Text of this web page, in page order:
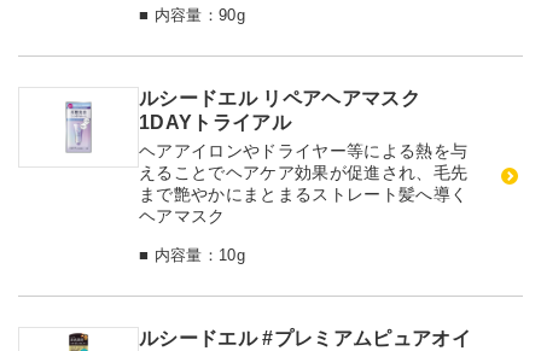
■ 内容量：90g
ルシードエル リペアヘアマスク
1DAYトライアル
ヘアアイロンやドライヤー等による熱を与
えることでヘアケア効果が促進され、毛先
まで艶やかにまとまるストレート髪へ導く
ヘアマスク
■ 内容量：10g
ルシードエル #プレミアムピュアオイ